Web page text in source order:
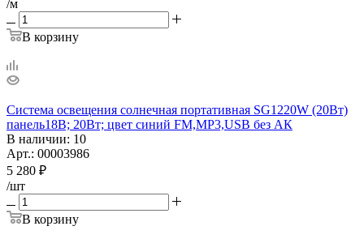
/м
В корзину
Система освещения солнечная портативная SG1220W (20Вт)
панель18В; 20Вт; цвет синий FM,MP3,USB без АК
В наличии: 10
Арт.: 00003986
5 280 ₽
/шт
В корзину